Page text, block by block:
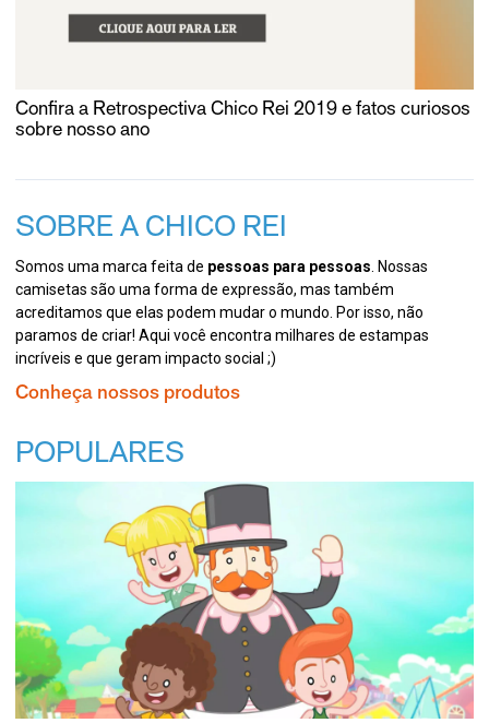
Confira a Retrospectiva Chico Rei 2019 e fatos curiosos
sobre nosso ano
SOBRE A CHICO REI
Somos uma marca feita de pessoas para pessoas . Nossas
camisetas são uma forma de expressão, mas também
acreditamos que elas podem mudar o mundo. Por isso, não
paramos de criar! Aqui você encontra milhares de estampas
incríveis e que geram impacto social ;)
Conheça nossos produtos
POPULARES